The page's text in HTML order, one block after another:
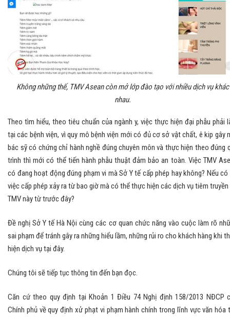
Không những thế, TMV Asean còn mở lớp đào tạo với nhiều dịch vụ khác
nhau.
Theo tìm hiểu, theo tiêu chuẩn của ngành y, việc thực hiện đại phẫu phải
tại các bệnh viện, vì quy mô bệnh viện mới có đủ cơ sở vật chất, ê kip gây
bác sỹ có chứng chỉ hành nghề đúng chuyên môn và thực hiện theo đúng
trình thì mới có thể tiến hành phẫu thuật đảm bảo an toàn. Việc TMV
có đang hoạt động đúng phạm vi mà Sở Y tế cấp phép hay không? Nếu
việc cấp phép xảy ra từ bao giờ mà có thể thực hiện các dịch vụ tiêm
TMV này từ trước đây?
Đề nghị Sở Y tế Hà Nội cùng các cơ quan chức năng vào cuộc làm rõ
sai phạm để tránh gây ra những hiểu lầm, những rủi ro cho khách hàng khi
hiện dịch vụ tại đây.
Chúng tôi sẽ tiếp tục thông tin đến bạn đọc.
Căn cứ theo quy định tại Khoản 1 Điều 74 Nghị định 158/2013 NĐCP
Chính phủ về quy định xử phạt vi phạm hành chính trong lĩnh vực văn hóa